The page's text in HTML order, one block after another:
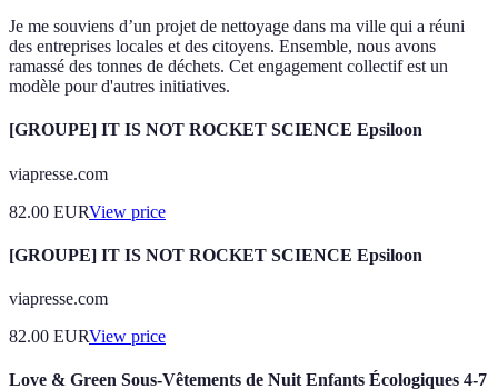
Je me souviens d’un projet de nettoyage dans ma ville qui a réuni
des entreprises locales et des citoyens. Ensemble, nous avons
ramassé des tonnes de déchets. Cet engagement collectif est un
modèle pour d'autres initiatives.
[GROUPE] IT IS NOT ROCKET SCIENCE Epsiloon
viapresse.com
82.00 EURView price
[GROUPE] IT IS NOT ROCKET SCIENCE Epsiloon
viapresse.com
82.00 EURView price
Love & Green Sous-Vêtements de Nuit Enfants Écologiques 4-7